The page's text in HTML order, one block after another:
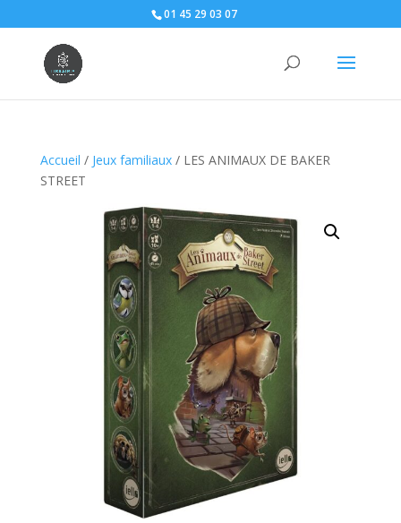
01 45 29 03 07
Accueil / Jeux familiaux/ LES ANIMAUX DE BAKER
STREET